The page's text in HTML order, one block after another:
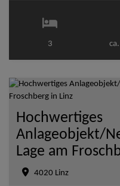
3
Hochwertiges
Anlageobjekt/
Lage am
4020 Linz